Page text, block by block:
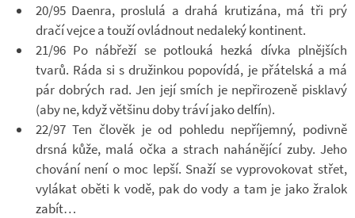
20/95 Da­e­nra, pro­slulá a drahá kru­ti­zána, má tři prý
dračí vejce a touží ovlád­nout ne­da­leký kon­ti­nent.
21/96 Po ná­břeží se po­tlouká hezká dívka pl­něj­ších
tvarů. Ráda si s dru­žin­kou po­po­vídá, je přá­tel­ská a má
pár dob­rých rad. Jen její smích je ne­při­ro­zeně pisklavý
(aby ne, když vět­šinu doby tráví jako del­fín).
22/97 Ten člo­věk je od po­hledu ne­pří­jemný, po­divně
drsná kůže, malá očka a strach na­há­ně­jící zuby. Jeho
cho­vání není o moc lepší. Snaží se vy­pro­vo­ko­vat střet,
vy­lá­kat oběti k vodě, pak do vody a tam je jako žra­lok
zabít…